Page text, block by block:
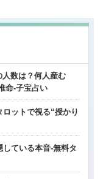
数は？何人産む
命-子宝占い
ットで視る“授かり
している本音-無料タ